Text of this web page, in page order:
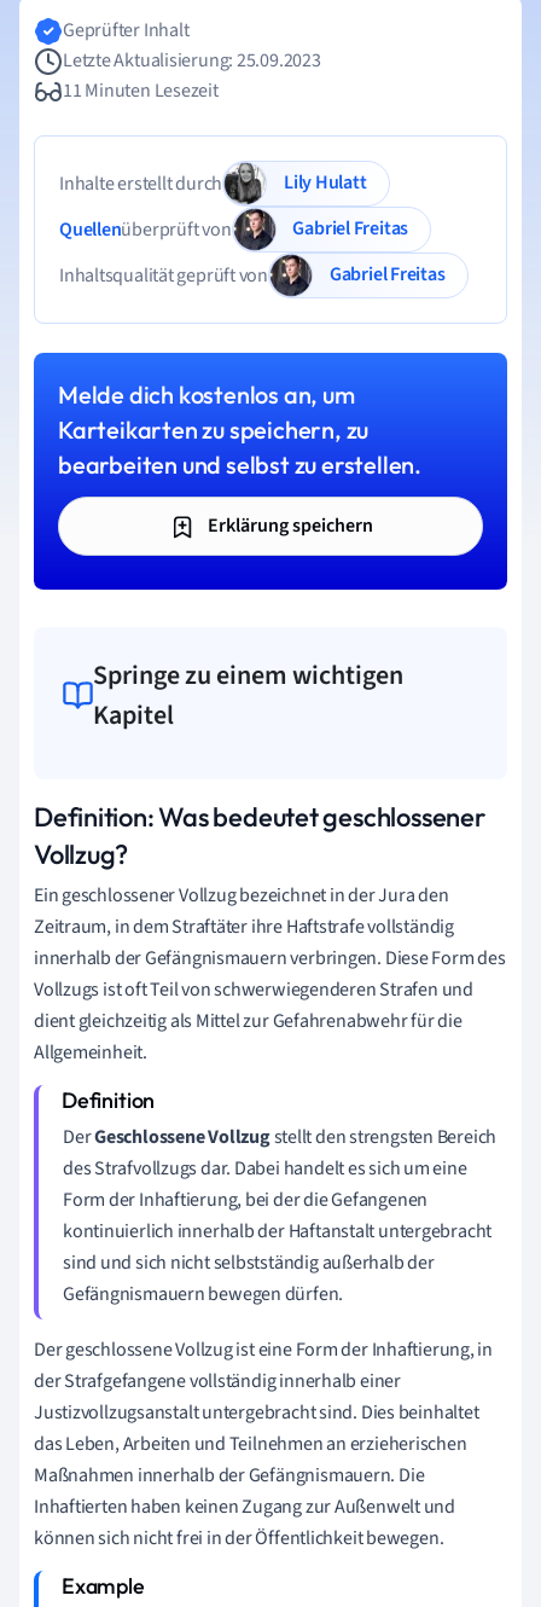
Geprüfter Inhalt
Letzte Aktualisierung: 25.09.2023
11 Minuten Lesezeit
Inhalte erstellt durch
Lily Hulatt
Quellenüberprüft von
Gabriel Freitas
Inhaltsqualität geprüft von
Gabriel Freitas
Melde dich kostenlos an, um
Karteikarten zu speichern, zu
bearbeiten und selbst zu erstellen.
Erklärung speichern
Springe zu einem wichtigen
Kapitel
Definition: Was bedeutet geschlossener
Vollzug?
Ein geschlossener Vollzug bezeichnet in der Jura den
Zeitraum, in dem Straftäter ihre Haftstrafe vollständig
innerhalb der Gefängnismauern verbringen. Diese Form des
Vollzugs ist oft Teil von schwerwiegenderen Strafen und
dient gleichzeitig als Mittel zur Gefahrenabwehr für die
Allgemeinheit.
DerGeschlossene Vollzugstellt den strengsten Bereich
des Strafvollzugs dar. Dabei handelt es sich um eine
Form der Inhaftierung, bei der die Gefangenen
kontinuierlich innerhalb der Haftanstalt untergebracht
sind und sich nicht selbstständig außerhalb der
Gefängnismauern bewegen dürfen.
Der geschlossene Vollzug ist eine Form der Inhaftierung, in
der Strafgefangene vollständig innerhalb einer
Justizvollzugsanstalt untergebracht sind. Dies beinhaltet
das Leben, Arbeiten und Teilnehmen an erzieherischen
Maßnahmen innerhalb der Gefängnismauern. Die
Inhaftierten haben keinen Zugang zur Außenwelt und
können sich nicht frei in der Öffentlichkeit bewegen.